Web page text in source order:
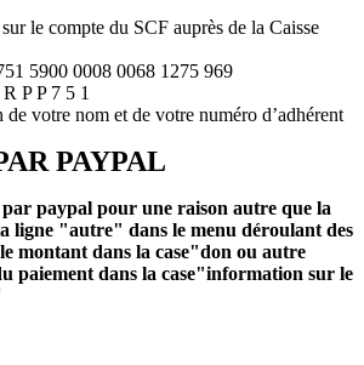
sur le compte du SCF auprès de la Caisse
0008 0068 1275 969
P P 7 5 1
votre nom et de votre numéro d’adhérent
PAYPAL
paypal pour une raison autre que la
ligne "autre" dans le menu déroulant des
montant dans la case"don ou autre
paiement dans la case"information sur le